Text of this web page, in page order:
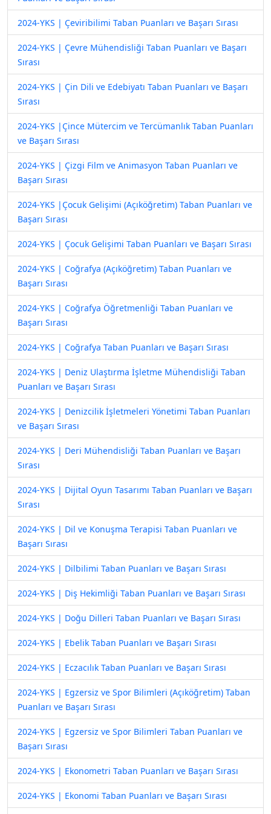
2024-YKS | Çeviribilimi Taban Puanları ve Başarı Sırası
2024-YKS | Çevre Mühendisliği Taban Puanları ve Başarı
Sırası
2024-YKS | Çin Dili ve Edebiyatı Taban Puanları ve Başarı
Sırası
2024-YKS |Çince Mütercim ve Tercümanlık Taban Puanları
ve Başarı Sırası
2024-YKS | Çizgi Film ve Animasyon Taban Puanları ve
Başarı Sırası
2024-YKS |Çocuk Gelişimi (Açıköğretim) Taban Puanları ve
Başarı Sırası
2024-YKS | Çocuk Gelişimi Taban Puanları ve Başarı Sırası
2024-YKS | Coğrafya (Açıköğretim) Taban Puanları ve
Başarı Sırası
2024-YKS | Coğrafya Öğretmenliği Taban Puanları ve
Başarı Sırası
2024-YKS | Coğrafya Taban Puanları ve Başarı Sırası
2024-YKS | Deniz Ulaştırma İşletme Mühendisliği Taban
Puanları ve Başarı Sırası
2024-YKS | Denizcilik İşletmeleri Yönetimi Taban Puanları
ve Başarı Sırası
2024-YKS | Deri Mühendisliği Taban Puanları ve Başarı
Sırası
2024-YKS | Dijital Oyun Tasarımı Taban Puanları ve Başarı
Sırası
2024-YKS | Dil ve Konuşma Terapisi Taban Puanları ve
Başarı Sırası
2024-YKS | Dilbilimi Taban Puanları ve Başarı Sırası
2024-YKS | Diş Hekimliği Taban Puanları ve Başarı Sırası
2024-YKS | Doğu Dilleri Taban Puanları ve Başarı Sırası
2024-YKS | Ebelik Taban Puanları ve Başarı Sırası
2024-YKS | Eczacılık Taban Puanları ve Başarı Sırası
2024-YKS | Egzersiz ve Spor Bilimleri (Açıköğretim) Taban
Puanları ve Başarı Sırası
2024-YKS | Egzersiz ve Spor Bilimleri Taban Puanları ve
Başarı Sırası
2024-YKS | Ekonometri Taban Puanları ve Başarı Sırası
2024-YKS | Ekonomi Taban Puanları ve Başarı Sırası